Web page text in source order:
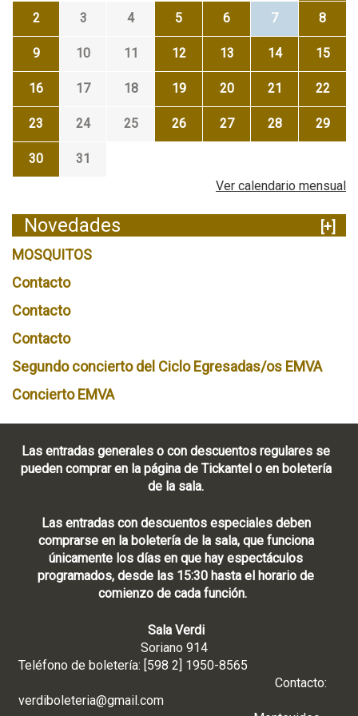
2 3 4 5 6 7 8
9 10 11 12 13 14 15
16 17 18 19 20 21 22
23 24 25 26 27 28 29
30
31
Ver calendario mensual
Novedades
[+]
MOSQUITOS
Contacto
Contacto
Contacto
Segundo concierto del Ciclo Egresadas/os EMVA
Concierto EMVA
Las entradas generales o con descuentos regulares se
pueden comprar en la página de Tickantel o en boletería
de la sala.
Las entradas con descuentos especiales deben
comprarse en la boletería de la sala, que funciona
únicamente los días en que hay espectáculos
programados, desde las 15:30 hasta el horario de
comienzo de cada función.
Sala Verdi
Soriano 914
Teléfono de boletería: [598 2] 1950-8565
Contacto:
verdiboleteria@gmail.com